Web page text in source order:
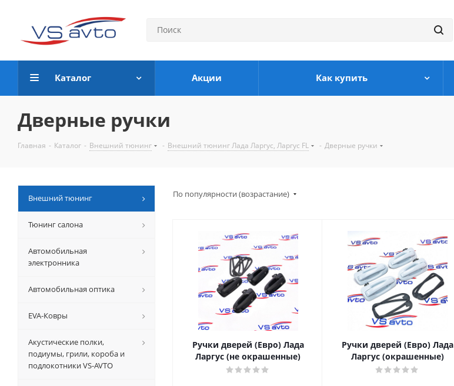
Каталог Акции Как купить
Дверные ручки
Главная - Каталог - Внешний тюнинг - Внешний тюнинг Лада Ларгус, Ларгус FL - Дверные ручки
По популярности (возрастание)
Ручки дверей (Евро) Лада
Ларгус (не окрашенные)
Ручки дверей (Евро) Лада
Ларгус (окрашенные)
Внешний тюнинг
Тюнинг салона
Автомобильная
электронника
Автомобильная оптика
EVA-Ковры
Акустические полки,
подиумы, грили, короба и
подлокотники VS-AVTO